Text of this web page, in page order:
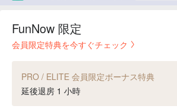
FunNow 限定
会員限定特典を今すぐチェック
PRO / ELITE 会員限定ボーナス特典
延後退房 1 小時